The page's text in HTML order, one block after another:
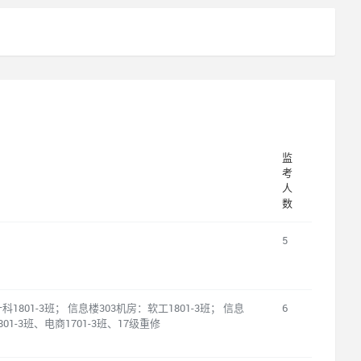
监
考
人
数
5
1801-3班； 信息楼303机房：软工1801-3班； 信息
3班、电商1701-3班、17级重修
6